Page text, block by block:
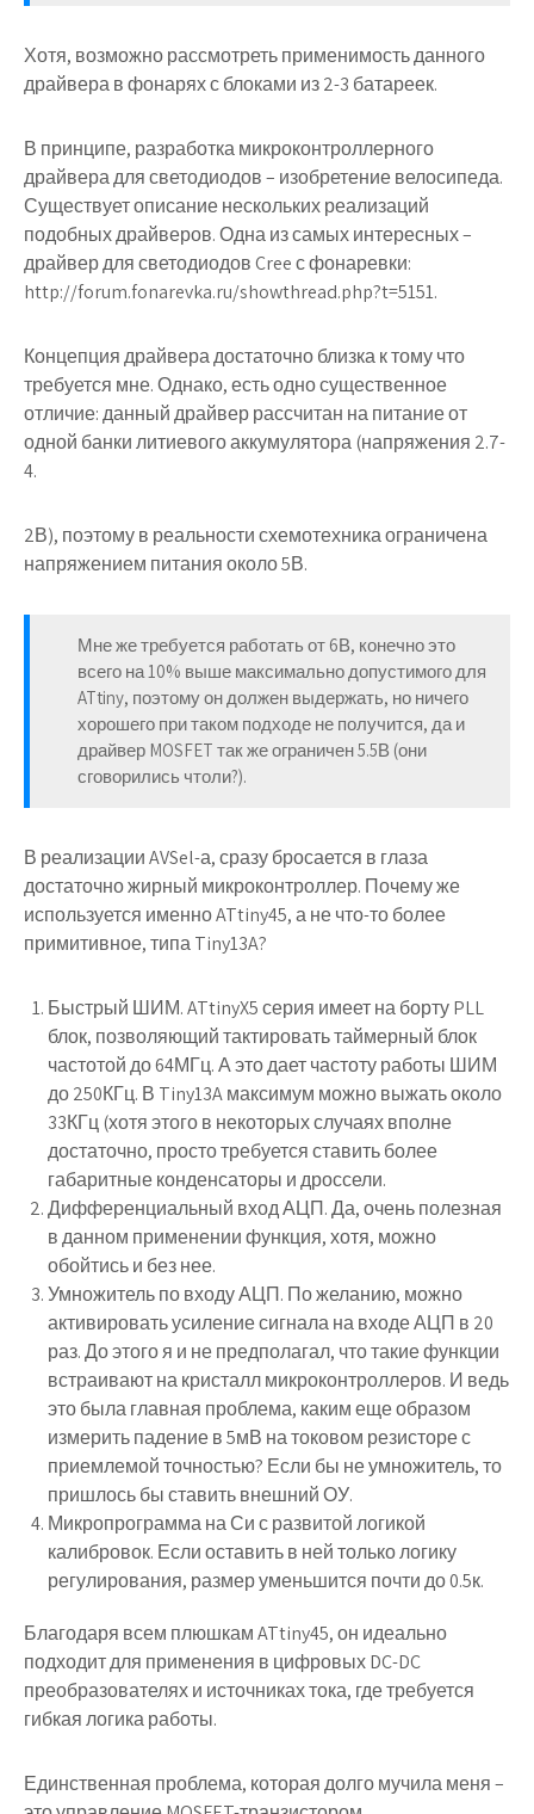
Хотя, возможно рассмотреть применимость данного
драйвера в фонарях с блоками из 2-3 батареек.
В принципе, разработка микроконтроллерного
драйвера для светодиодов – изобретение велосипеда.
Существует описание нескольких реализаций
подобных драйверов. Одна из самых интересных –
драйвер для светодиодов Cree с фонаревки:
http://forum.fonarevka.ru/showthread.php?t=5151.
Концепция драйвера достаточно близка к тому что
требуется мне. Однако, есть одно существенное
отличие: данный драйвер рассчитан на питание от
одной банки литиевого аккумулятора (напряжения 2.7-
4.
2В), поэтому в реальности схемотехника ограничена
напряжением питания около 5В.
Мне же требуется работать от 6В, конечно это
всего на 10% выше максимально допустимого для
ATtiny, поэтому он должен выдержать, но ничего
хорошего при таком подходе не получится, да и
драйвер MOSFET так же ограничен 5.5В (они
сговорились чтоли?).
В реализации AVSel-а, сразу бросается в глаза
достаточно жирный микроконтроллер. Почему же
используется именно ATtiny45, а не что-то более
примитивное, типа Tiny13A?
Быстрый ШИМ. ATtinyX5 серия имеет на борту PLL
блок, позволяющий тактировать таймерный блок
частотой до 64МГц. А это дает частоту работы ШИМ
до 250КГц. В Tiny13A максимум можно выжать около
33КГц (хотя этого в некоторых случаях вполне
достаточно, просто требуется ставить более
габаритные конденсаторы и дроссели.
Дифференциальный вход АЦП. Да, очень полезная
в данном применении функция, хотя, можно
обойтись и без нее.
Умножитель по входу АЦП. По желанию, можно
активировать усиление сигнала на входе АЦП в 20
раз. До этого я и не предполагал, что такие функции
встраивают на кристалл микроконтроллеров. И ведь
это была главная проблема, каким еще образом
измерить падение в 5мВ на токовом резисторе с
приемлемой точностью? Если бы не умножитель, то
пришлось бы ставить внешний ОУ.
Микропрограмма на Си с развитой логикой
калибровок. Если оставить в ней только логику
регулирования, размер уменьшится почти до 0.5к.
Благодаря всем плюшкам ATtiny45, он идеально
подходит для применения в цифровых DC-DC
преобразователях и источниках тока, где требуется
гибкая логика работы.
Единственная проблема, которая долго мучила меня –